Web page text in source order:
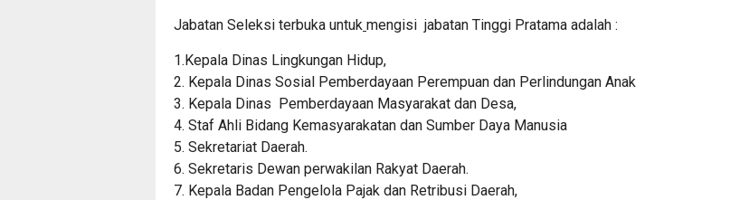
Jabatan Seleksi terbuka untuk mengisi jabatan Tinggi Pratama adalah :
1.Kepala Dinas Lingkungan Hidup,
2. Kepala Dinas Sosial Pemberdayaan Perempuan dan Perlindungan Anak
3. Kepala Dinas Pemberdayaan Masyarakat dan Desa,
4. Staf Ahli Bidang Kemasyarakatan dan Sumber Daya Manusia
5. Sekretariat Daerah.
6. Sekretaris Dewan perwakilan Rakyat Daerah.
7. Kepala Badan Pengelola Pajak dan Retribusi Daerah,